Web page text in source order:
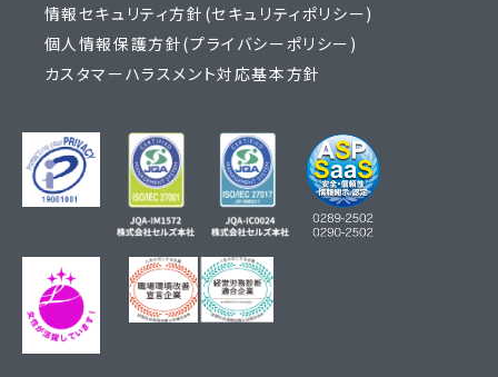
情報セキュリティ方針(セキュリティポリシー)
個人情報保護方針(プライバシーポリシー)
カスタマーハラスメント対応基本方針